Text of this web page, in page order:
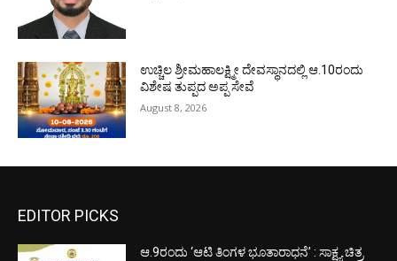
ಉಚ್ಚಿಲ ಶ್ರೀಮಹಾಲಕ್ಷ್ಮೀ ದೇವಸ್ಥಾನದಲ್ಲಿ ಆ.10ರಂದು
ವಿಶೇಷ ತುಪ್ಪದ ಅಪ್ಪ ಸೇವೆ
August 8, 2026
EDITOR PICKS
ಆ.9ರಂದು ‘ಆಟಿ ತಿಂಗಳ ಭೂತಾರಾಧನೆ’ : ಸಾಕ್ಷ್ಯ ಚಿತ್ರ